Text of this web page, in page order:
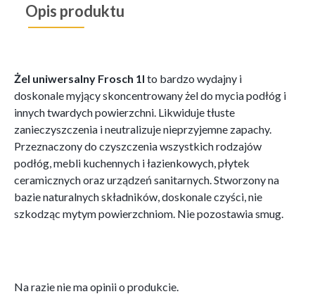
Opis produktu
Żel uniwersalny Frosch 1l to bardzo wydajny i
doskonale myjący skoncentrowany żel do mycia podłóg i
innych twardych powierzchni. Likwiduje tłuste
zanieczyszczenia i neutralizuje nieprzyjemne zapachy.
Przeznaczony do czyszczenia wszystkich rodzajów
podłóg, mebli kuchennych i łazienkowych, płytek
ceramicznych oraz urządzeń sanitarnych. Stworzony na
bazie naturalnych składników, doskonale czyści, nie
szkodząc mytym powierzchniom. Nie pozostawia smug.
Na razie nie ma opinii o produkcie.